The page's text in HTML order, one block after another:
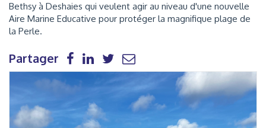
Bethsy à Deshaies qui veulent agir au niveau d'une nouvelle
Aire Marine Educative pour protéger la magnifique plage de
la Perle.
Partager